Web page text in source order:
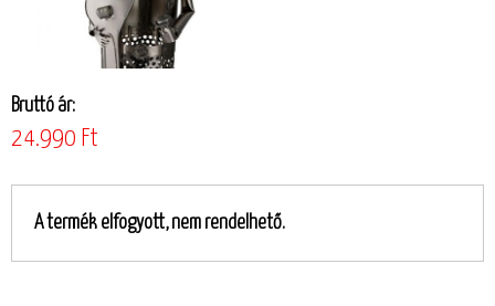
Bruttó ár:
24.990 Ft
A termék elfogyott, nem rendelhető.